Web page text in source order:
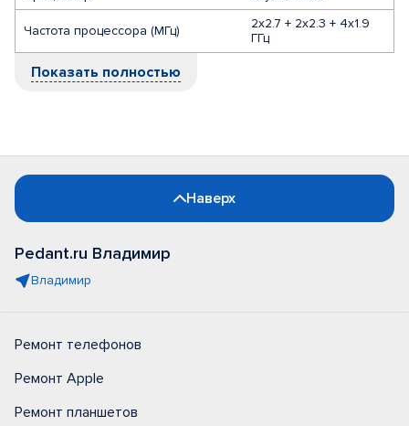
Частота процессора (МГц)
2x2.7 + 2x2.3 + 4x1.9
ГГц
Показать полностью
Наверх
Pedant.ru Владимир
Владимир
Ремонт телефонов
Ремонт Apple
Ремонт планшетов